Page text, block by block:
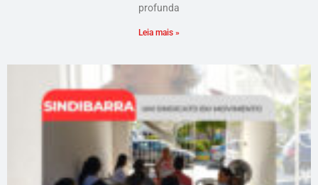
profunda
Leia mais »